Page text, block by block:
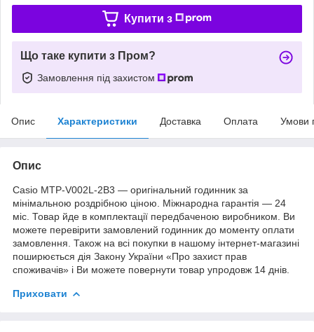
Купити з
Що таке купити з Пром?
Замовлення під захистом
Опис Характеристики Доставка Оплата Умови
Опис
Casio MTP-V002L-2B3 — оригінальний годинник за
мінімальною роздрібною ціною. Міжнародна гарантія — 24
міс. Товар йде в комплектації передбаченою виробником. Ви
можете перевірити замовлений годинник до моменту оплати
замовлення. Також на всі покупки в нашому інтернет-магазині
поширюється дія Закону України «Про захист прав
споживачів» і Ви можете повернути товар упродовж 14 днів.
Приховати